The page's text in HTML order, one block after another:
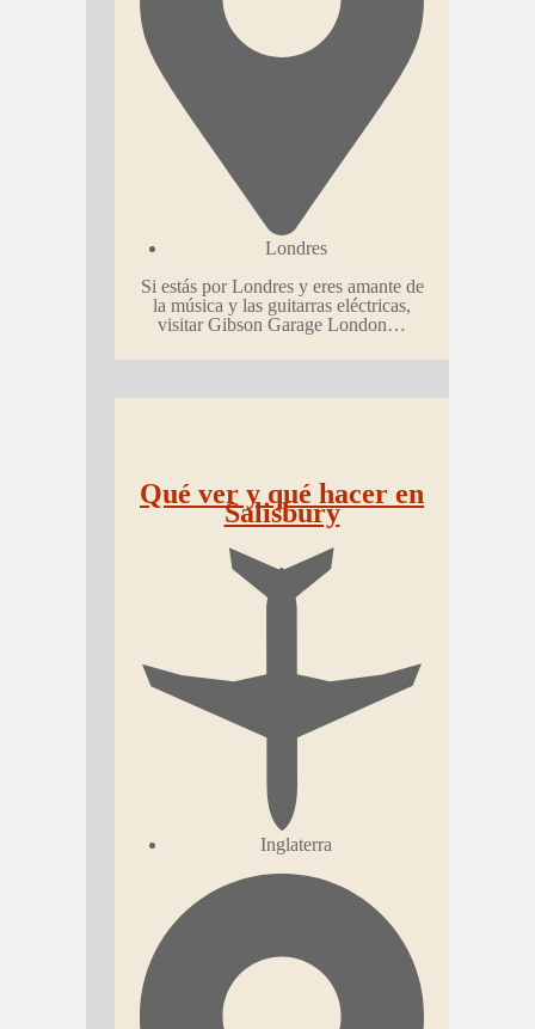
Londres
Si estás por Londres y eres amante de
la música y las guitarras eléctricas,
visitar Gibson Garage London…
Qué ver y qué hacer en
Salisbury
Inglaterra